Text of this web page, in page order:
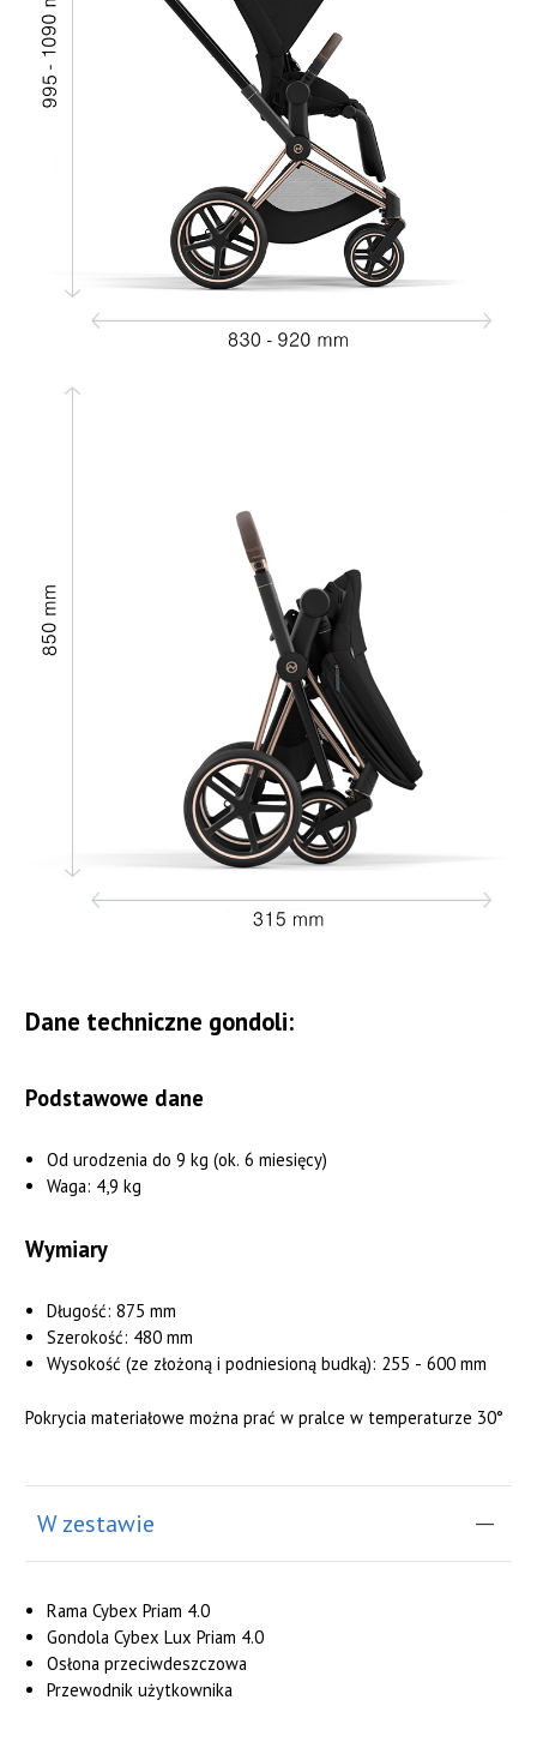
Dane techniczne gondoli:
Podstawowe dane
Od urodzenia do 9 kg (ok. 6 miesięcy)
Waga: 4,9 kg
Wymiary
Długość: 875 mm
Szerokość: 480 mm
Wysokość (ze złożoną i podniesioną budką): 255 - 600 mm
Pokrycia materiałowe można prać w pralce w temperaturze 30°
W zestawie
Rama Cybex Priam 4.0
Gondola Cybex Lux Priam 4.0
Osłona przeciwdeszczowa
Przewodnik użytkownika